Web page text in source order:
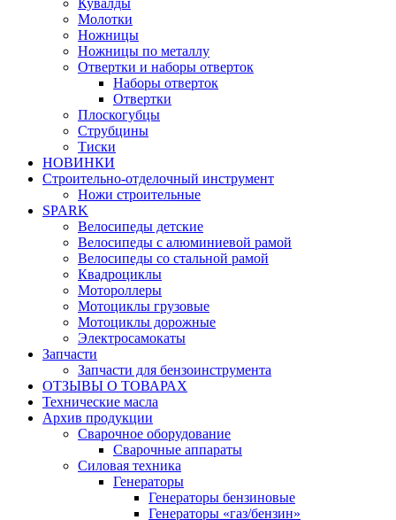
Кувалды
Молотки
Ножницы
Ножницы по металлу
Отвертки и наборы отверток
Наборы отверток
Отвертки
Плоскогубцы
Струбцины
Тиски
НОВИНКИ
Строительно-отделочный инструмент
Ножи строительные
SPARK
Велосипеды детские
Велосипеды с алюминиевой рамой
Велосипеды со стальной рамой
Квадроциклы
Мотороллеры
Мотоциклы грузовые
Мотоциклы дорожные
Электросамокаты
Запчасти
Запчасти для бензоинструмента
ОТЗЫВЫ О ТОВАРАХ
Технические масла
Архив продукции
Сварочное оборудование
Сварочные аппараты
Силовая техника
Генераторы
Генераторы бензиновые
Генераторы «газ/бензин»